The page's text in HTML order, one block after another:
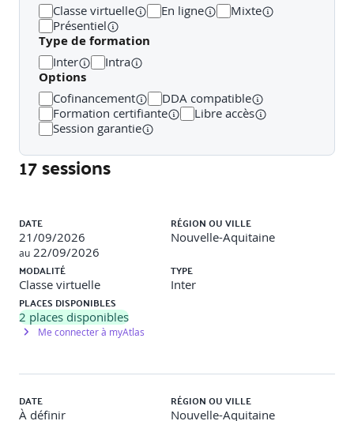
· Plugin pour Revit
Mise en pratique : Manipuler la structure IFC
(schéma, entités, Property Sets,
IfcClassificationReference) et le bSDD ; exporter un
modèle IFC paramétré (mapping, type mapping,
jeux de propriétés) depuis deux outils auteur (ex.
Revit, Civil 3D) ;
· Export d'un fichier RVT vers IFC
· Configuration des imports IFC
· Traitement des IFC dans Revit
· Les familles Revit et le format IFC
· Manipulation maquette IFC sur REVIT
· Visualisation des IFC sur Navisworks
Classe virtuelle En ligne
Mixte
Présentiel
Type de formation
Inter Intra
Options
Cofinancement
DDA compatible
Formation certifiante
Libre accès
Session garantie
17 sessions
DATE
21/09/2026
au 22/09/2026
RÉGION OU VILLE
Nouvelle-Aquitaine
MODALITÉ
Classe virtuelle
TYPE
Inter
PLACES DISPONIBLES
2 places disponibles
Me connecter à myAtlas
DATE
À définir
RÉGION OU VILLE
Nouvelle-Aquitaine